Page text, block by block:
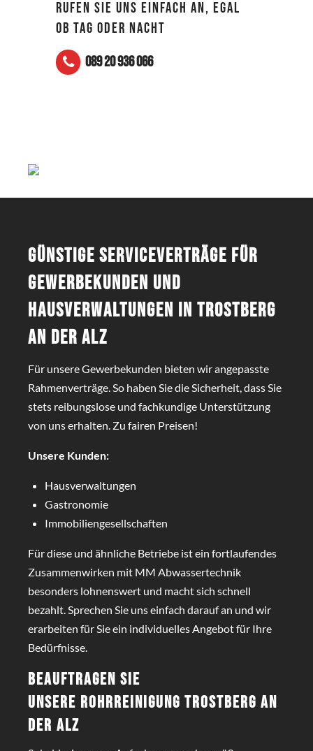
RUFEN SIE UNS EINFACH AN, EGAL
OB TAG ODER NACHT
089 20 936 066
Günstige Serviceverträge für
Gewerbekunden und
Hausverwaltungen in Trostberg
an der Alz
Für unsere Gewerbekunden bieten wir angepasste
Rahmenverträge. So haben Sie die Sicherheit, dass Sie
stets reibungslose und fachkundige Unterstützung
von uns erhalten. Zu fairen Preisen!
Unsere Kunden:
Hausverwaltungen
Gastronomie
Immobiliengesellschaften
Für diese und ähnliche Betriebe ist ein fortlaufendes
Zusammenwirken mit MM Abwassertechnik
besonders lohnenswert und macht sich schnell
bezahlt. Sprechen Sie uns einfach darauf an und wir
erarbeiten für Sie ein individuelles Angebot für Ihre
Bedürfnisse.
Beauftragen Sie
unsere Rohrreinigung Trostberg an
der Alz